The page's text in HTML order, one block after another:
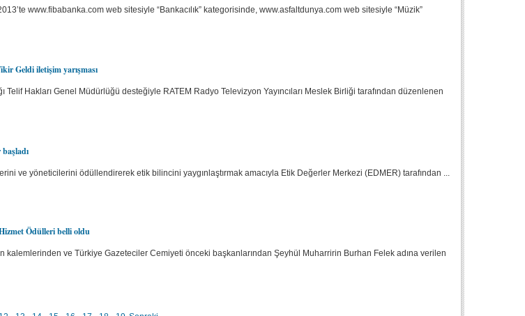
www.fibabanka.com web sitesiyle “Bankacılık” kategorisinde, www.asfaltdunya.com web sitesiyle “Müzik”
Geldi iletişim yarışması
Telif Hakları Genel Müdürlüğü desteğiyle RATEM Radyo Televizyon Yayıncıları Meslek Birliği tarafından düzenlenen
ve yöneticilerini ödüllendirerek etik bilincini yaygınlaştırmak amacıyla Etik Değerler Merkezi (EDMER) tarafından ...
Ödülleri belli oldu
kalemlerinden ve Türkiye Gazeteciler Cemiyeti önceki başkanlarından Şeyhül Muharririn Burhan Felek adına verilen